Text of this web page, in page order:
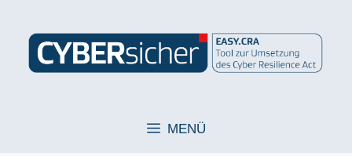
springen
MENÜ